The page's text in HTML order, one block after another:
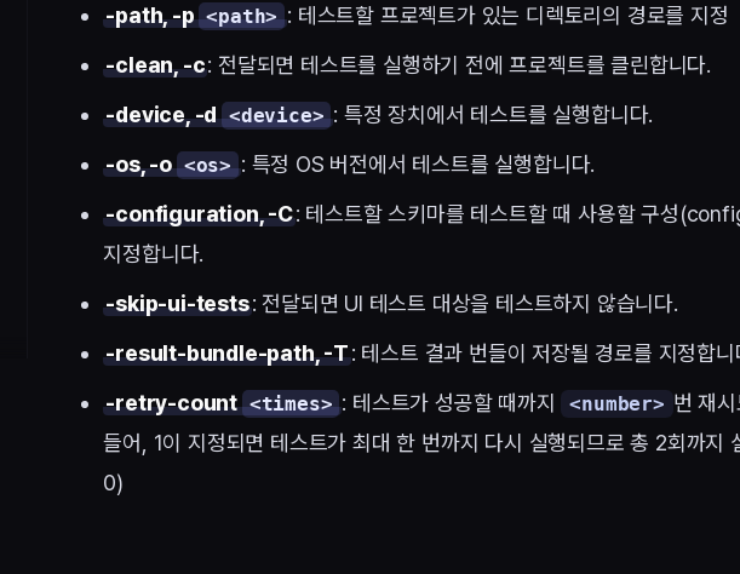
-path, -p <path> : 테스트할 프로젝트가 있는 디렉토리의 경로를 지정
-clean, -c: 전달되면 테스트를 실행하기 전에 프로젝트를 클린합니다.
-device, -d <device> : 특정 장치에서 테스트를 실행합니다.
-os, -o <os> : 특정 OS 버전에서 테스트를 실행합니다.
-configuration, -C: 테스트할 스키마를 테스트할 때 사용할 구성
지정합니다.
-skip-ui-tests: 전달되면 UI 테스트 대상을 테스트하지 않습니다.
-result-bundle-path, -T: 테스트 결과 번들이 저장될 경로를 지정합니
-retry-count <times> : 테스트가 성공할 때까지 <number> 번 재
들어, 1이 지정되면 테스트가 최대 한 번까지 다시 실행되므로 총 2회까지
0)